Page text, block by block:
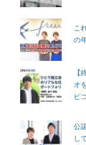
こ
の
【
オ
ビ
公
し